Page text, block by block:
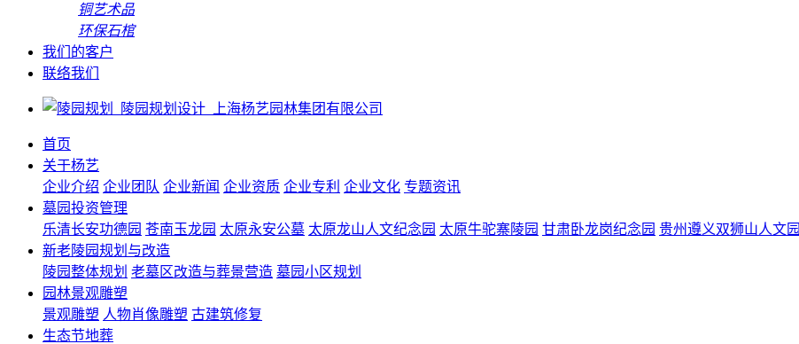
铜艺术品
环保石棺
我们的客户
联络我们
首页
关于杨艺
企业介绍 企业团队 企业新闻 企业资质 企业专利 企业文化 专题资讯
墓园投资管理
乐清长安功德园 苍南玉龙园 太原永安公墓 太原龙山人文纪念园 太原牛驼寨陵园 甘肃卧龙岗纪念园 贵州遵义双狮山人文园
新老陵园规划与改造
陵园整体规划 老墓区改造与葬景营造 墓园小区规划
园林景观雕塑
景观雕塑 人物肖像雕塑 古建筑修复
生态节地葬